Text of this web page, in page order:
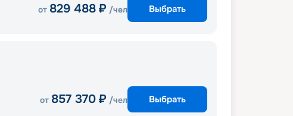
от 829 488 ₽ /чел Выбрать
от 857 370 ₽ /чел Выбрать